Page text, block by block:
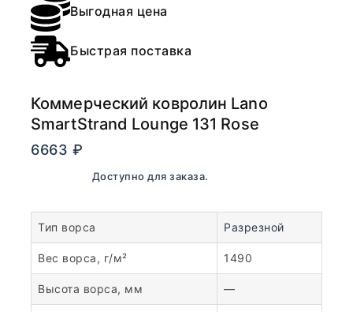
Выгодная цена
Быстрая поставка
Коммерческий ковролин Lano
SmartStrand Lounge 131 Rose
6663 ₽
В наличии. Доступно для заказа.
Тип ворса Разрезной
Вес ворса, г/м² 1490
Высота ворса, мм —